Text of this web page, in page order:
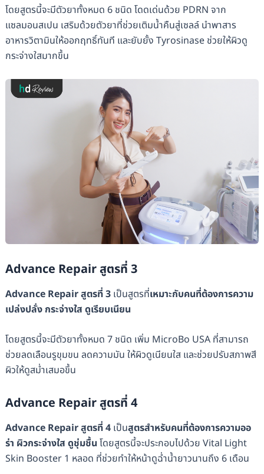
โดยสูตรนี้จะมีตัวยาทั้งหมด 6 ชนิด โดดเด่นด้วย PDRN จาก
แซลมอนสเปน เสริมด้วยตัวยาที่ช่วยเติมน้ำคืนสู่เซลล์ นำพาสาร
อาหารวิตามินให้ออกฤทธิ์​ทันที และยับยั้ง​ Tyrosinase​ ช่วยให้ผิวดู
กระจ่างใสมากขึ้น
Advance Repair สูตรที่ 3
Advance Repair สูตรที่ 3เป็นสูตรที่เหมาะกับคนที่ต้องการความ
เปล่งปลั่ง กระจ่างใส ดูเรียบเนียน
โดยสูตรนี้จะมีตัวยาทั้งหมด 7 ชนิด เพิ่ม MicroBo USA ที่สามารถ
ช่วยลดเลือนรูขุมขน ลดความมัน ให้ผิวดู​เนียน​ใส และช่วยปรับสภาพสี
ผิวให้ดูสม่ำเสมอขึ้น
Advance Repair สูตรที่ 4
Advance Repair สูตรที่ 4เป็นสูตรสำหรับคนที่ต้องการความออ
ร่า ผิวกระจ่างใส ดูชุ่มชื้น โดยสูตรนี้จะประกอบไปด้วย Vital​ Light​
Skin​ Booster​ 1 หลอด ที่ช่วยทำให้หน้าดูฉ่ำน้ำยาวนานถึง 6 เดือน